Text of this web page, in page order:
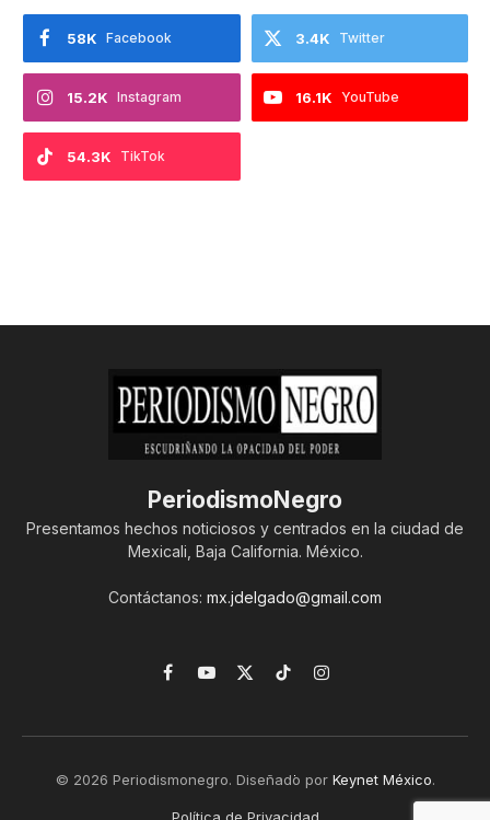
Facebook
58K Twitter
3.4K
Instagram
15.2K YouTube
16.1K
TikTok
54.3K
PeriodismoNegro
Presentamos hechos noticiosos y centrados en la ciudad de
Mexicali, Baja California. México.
Contáctanos: mx.jdelgado@gmail.com
Facebook
YouTube
X
TikTokInstagram
© 2026 Periodismonegro. Diseñado por Keynet México.
Política de Privacidad